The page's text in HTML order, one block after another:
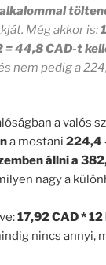
Még akkor is:
= 44,8 CAD-t
nem pedig a
a valós
a mostani 224,4
állni a
nagy a
17,92 CAD *
nincs annyi,